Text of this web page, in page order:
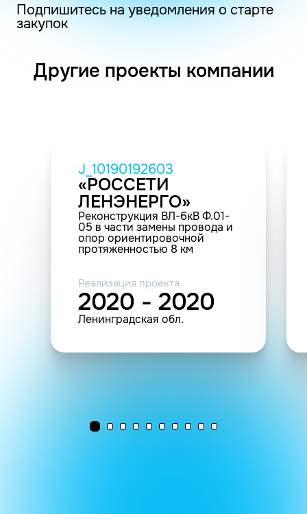
Подпишитесь на уведомления о старте
закупок
Другие проекты компании
J_10190192603
«РОССЕТИ
ЛЕНЭНЕРГО»
Реконструкция ВЛ-6кВ Ф.01-
05 в части замены провода и
опор ориентировочной
протяженностью 8 км
Реализация проекта
2020 - 2020
Ленинградская обл.